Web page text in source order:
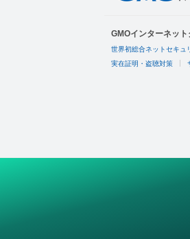
GMOインターネッ
世界初総合ネットセキュ
実在証明・盗聴対策